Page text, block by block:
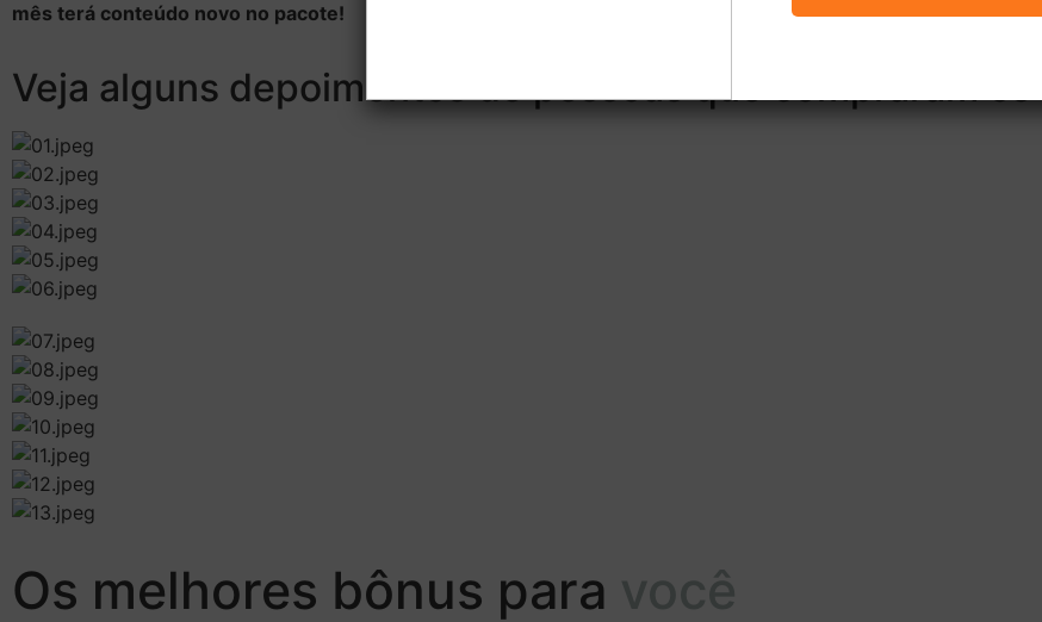
mês terá conteúdo novo no pacote!
Veja alguns depoimentos de pessoas que compraram
Os melhores bônus para você